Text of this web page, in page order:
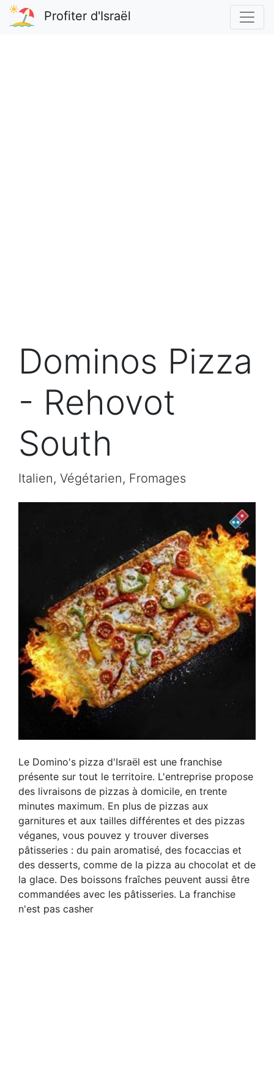
Profiter d'Israël
Dominos Pizza
- Rehovot
South
Italien, Végétarien, Fromages
Le Domino's pizza d'Israël est une franchise
présente sur tout le territoire. L'entreprise propose
des livraisons de pizzas à domicile, en trente
minutes maximum. En plus de pizzas aux
garnitures et aux tailles différentes et des pizzas
véganes, vous pouvez y trouver diverses
pâtisseries : du pain aromatisé, des focaccias et
des desserts, comme de la pizza au chocolat et de
la glace. Des boissons fraîches peuvent aussi être
commandées avec les pâtisseries. La franchise
n'est pas casher